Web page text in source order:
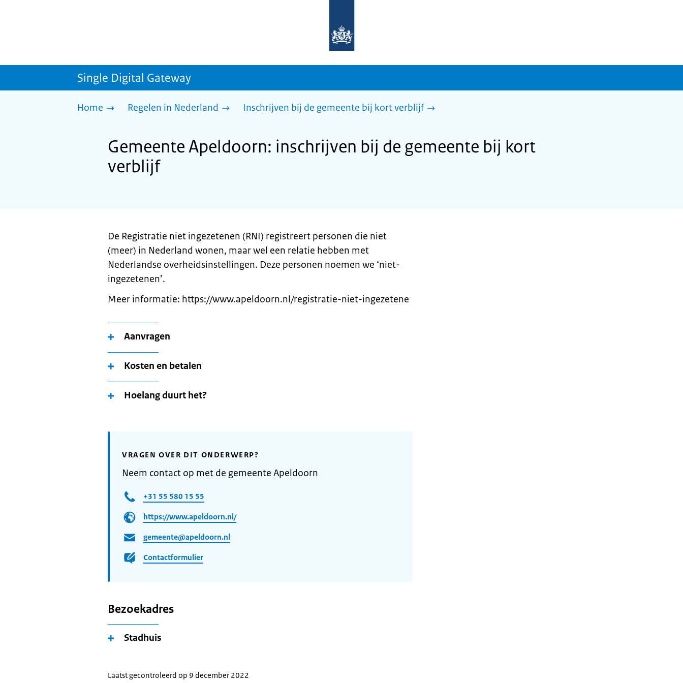
homepage
sdg.rijksoverheid.nl
Single Digital Gateway
Home Regelen in Nederland Inschrijven bij de gemeente bij kort verblijf
Gemeente Apeldoorn: inschrijven bij de gemeente bij kort
verblijf
De Registratie niet ingezetenen (RNI) registreert personen die niet
(meer) in Nederland wonen, maar wel een relatie hebben met
Nederlandse overheidsinstellingen. Deze personen noemen we ‘niet-
ingezetenen’.
Meer informatie: https://www.apeldoorn.nl/registratie-niet-ingezetene
Aanvragen
Kosten en betalen
Hoelang duurt het?
VRAGEN OVER DIT ONDERWERP?
Neem contact op met de gemeente Apeldoorn
+31 55 580 15 55
https://www.apeldoorn.nl/
gemeente@apeldoorn.nl
Contactformulier
Bezoekadres
Stadhuis
Laatst gecontroleerd op 9 december 2022